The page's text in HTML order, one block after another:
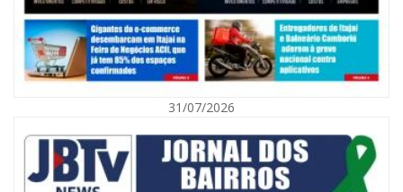
08/08/2026 | 07:00
Agosto Laranja mobiliza Navegantes com ações de prevenção de
deficiências e inclusão social
BALNEÁRIO CAMBORIÚ
31/07/2026